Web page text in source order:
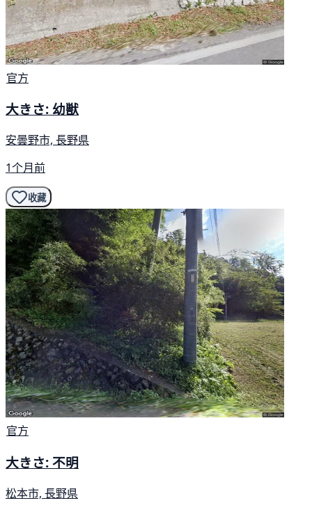
官方
大きさ: 幼獣
安曇野市, 長野県
1个月前
收藏
官方
大きさ: 不明
松本市, 長野県